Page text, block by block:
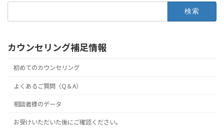
検
カウンセリング補足情報
初めてのカウンセリング
よくあるご質問（Q＆A）
相談者様のデータ
お受けいただいた後にご確認ください。